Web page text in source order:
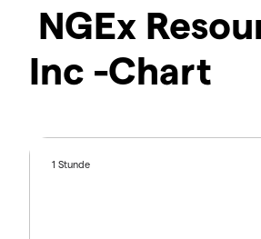
NGEx
Inc -Chart
1 Stunde